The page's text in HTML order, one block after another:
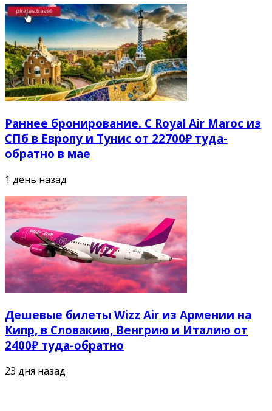
Раннее бронирование. С Royal Air Maroc из
СПб в Европу и Тунис от 22700₽ туда-
обратно в мае
1 день назад
Дешевые билеты Wizz Air из Армении на
Кипр, в Словакию, Венгрию и Италию от
2400₽ туда-обратно
23 дня назад